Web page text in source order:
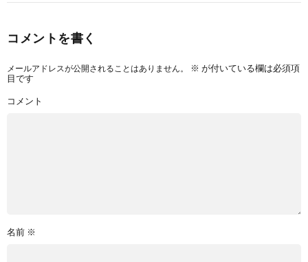
コメントを書く
メールアドレスが公開されることはありません。 ※ が付いている欄は必須項
目です
コメント
名前 ※